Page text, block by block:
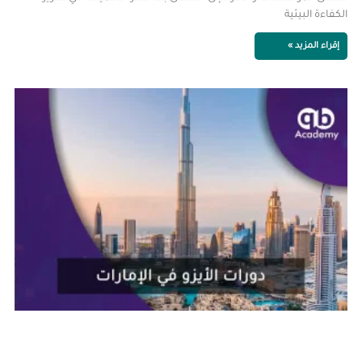
الكفاءة البيئية
إقراء المزيد »